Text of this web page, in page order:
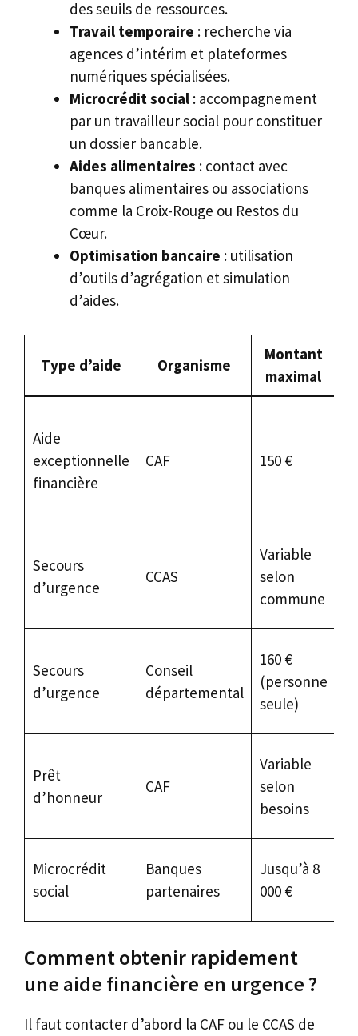
des seuils de ressources.
Travail temporaire : recherche via
agences d’intérim et plateformes
numériques spécialisées.
Microcrédit social : accompagnement
par un travailleur social pour constituer
un dossier bancable.
Aides alimentaires : contact avec
banques alimentaires ou associations
comme la Croix-Rouge ou Restos du
Cœur.
Optimisation bancaire : utilisation
d’outils d’agrégation et simulation
d’aides.
Type d’aide Organisme
Montant
maximal
Aide
exceptionnelle
financière
CAF 150 €
Secours
d’urgence
CCAS
Variable
selon
commune
Secours
d’urgence
Conseil
départemental
160 €
(personne
seule)
Prêt
d’honneur
CAF
Variable
selon
besoins
Microcrédit
social
Banques
partenaires
Jusqu’à 8
000 €
Comment obtenir rapidement
une aide financière en urgence ?
Il faut contacter d’abord la CAF ou le CCAS de